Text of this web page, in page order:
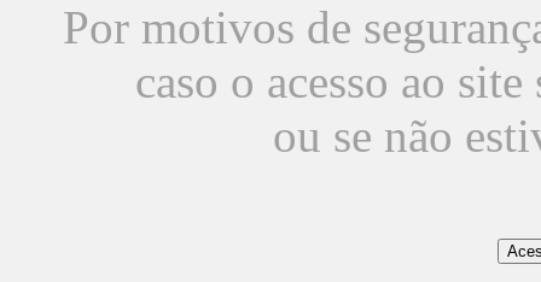
Por motivos de
caso o acesso ao
ou se não